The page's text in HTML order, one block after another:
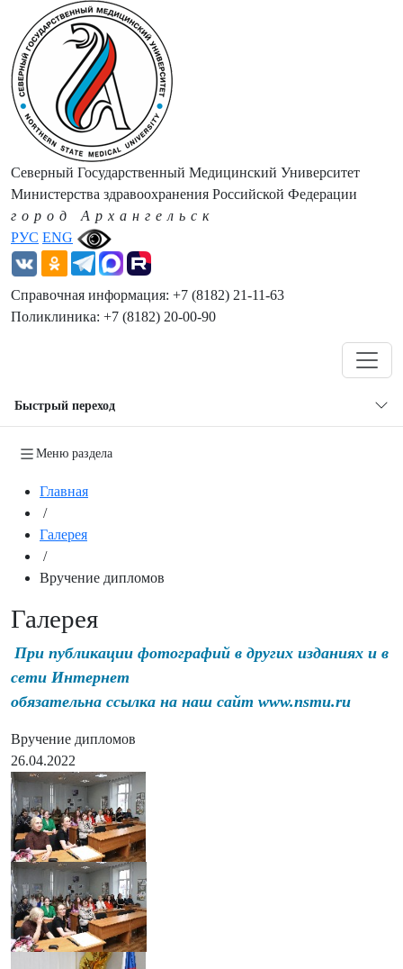
РУС ENG
Северный Государственный Медицинский Университет
Министерства здравоохранения Российской Федерации
город Архангельск
Справочная информация: +7 (8182) 21-11-63
Поликлиника: +7 (8182) 20-00-90
Быстрый переход
Меню раздела
Главная
/
Галерея
/
Вручение дипломов
Галерея
При публикации фотографий в других изданиях и в
сети Интернет
обязательна ссылка на наш сайт www.nsmu.ru
Вручение дипломов
26.04.2022